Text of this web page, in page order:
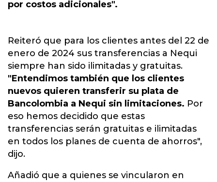
por costos adicionales".
Reiteró que para los clientes antes del 22 de
enero de 2024 sus transferencias a Nequi
siempre han sido ilimitadas y gratuitas.
"Entendimos también que los clientes
nuevos quieren transferir su plata de
Bancolombia a Nequi sin limitaciones. Por
eso hemos decidido que estas
transferencias serán gratuitas e ilimitadas
en todos los planes de cuenta de ahorros",
dijo.
Añadió que a quienes se vincularon en